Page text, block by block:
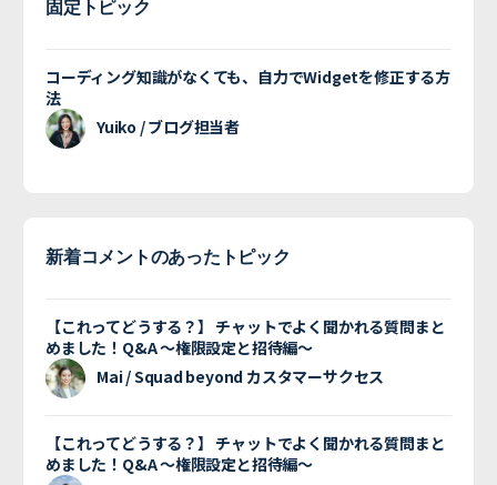
固定トピック
コーディング知識がなくても、自力でWidgetを修正する方
法
Yuiko / ブログ担当者
新着コメントのあったトピック
【これってどうする？】 チャットでよく聞かれる質問まと
めました！Q&A 〜権限設定と招待編〜
Mai / Squad beyond カスタマーサクセス
【これってどうする？】 チャットでよく聞かれる質問まと
めました！Q&A 〜権限設定と招待編〜